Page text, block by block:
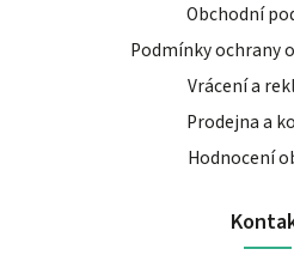
Obchodní
Podmínky ochrany
Vrácení a
Prodejna a
Hodnocení